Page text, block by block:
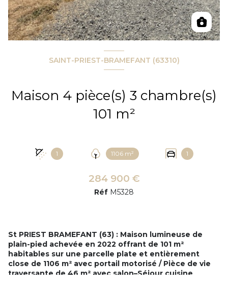
SAINT-PRIEST-BRAMEFANT (63310)
Maison 4 pièce(s) 3 chambre(s)
101 m²
1 1106 m² 1
284 900 €
Réf M5328
St PRIEST BRAMEFANT (63) : Maison lumineuse de
plain-pied achevée en 2022 offrant de 101 m²
habitables sur une parcelle plate et entièrement
close de 1106 m² avec portail motorisé / Pièce de vie
traversante de 46 m² avec salon–Séjour cuisine